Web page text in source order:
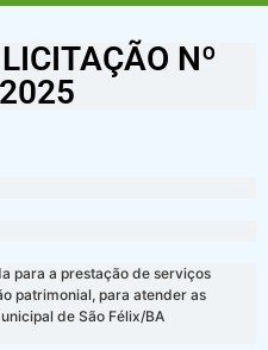
Nº
para a prestação de serviços
patrimonial, para atender as
de São Félix/BA